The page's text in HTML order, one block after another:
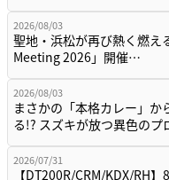
2026/08/03
聖地・浜松が再び熱く燃え
Meeting 2026」開催…
2026/08/03
まさかの「本格カレー」か
る!? スズキが放つ異色の
2026/07/31
【DT200R/CRM/KDX/RH